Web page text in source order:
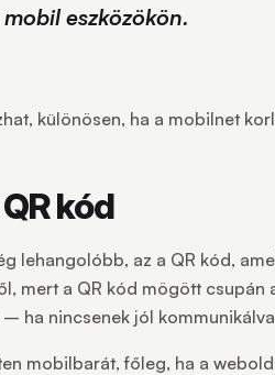
eszközökön.
különösen, ha a mobilnet
kód
lehangolóbb, az a QR kód,
mert a QR kód mögött
ha nincsenek jól
mobilbarát, főleg, ha a